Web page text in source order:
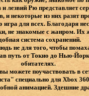
лезвий Рю представляет
и некоторые из них разят
игра для всех. Благодаря
не знакомые с жанром.
система сохранений.
не для того, чтобы
путь от Токио до Нью-
обитателях.
можете поучаствовать в
специально для Xbox
анимацией. Здешние